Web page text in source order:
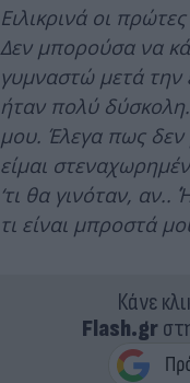
Ειλικρινά οι
Δεν μπορούσα να
γυμναστώ μετά
ήταν πολύ
μου. Έλεγα πως
είμαι
‘τι θα γινόταν,
τι είναι μπροστά
Κάνε
Flash.gr